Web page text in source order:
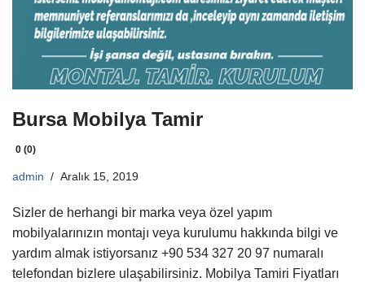
Bursa Mobilya Tamir
0 (0)
admin Aralık 15, 2019
Sizler de herhangi bir marka veya özel yapım
mobilyalarınızın montajı veya kurulumu hakkında bilgi ve
yardım almak istiyorsanız +90 534 327 20 97 numaralı
telefondan bizlere ulaşabilirsiniz. Mobilya Tamiri Fiyatları